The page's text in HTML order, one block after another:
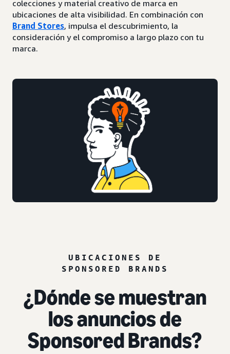
colecciones y material creativo de marca en
ubicaciones de alta visibilidad. En combinación con
Brand Stores, impulsa el descubrimiento, la
consideración y el compromiso a largo plazo con tu
marca.
UBICACIONES DE
SPONSORED BRANDS
¿Dónde se muestran
los anuncios de
Sponsored Brands?